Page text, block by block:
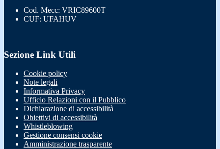
Cod. Mecc: VRIC89600T
CUF: UFAHUV
Sezione Link Utili
Cookie policy
Note legali
Informativa Privacy
Ufficio Relazioni con il Pubblico
Dichiarazione di accessibilità
Obiettivi di accessibilità
Whistleblowing
Gestione consensi cookie
Amministrazione trasparente